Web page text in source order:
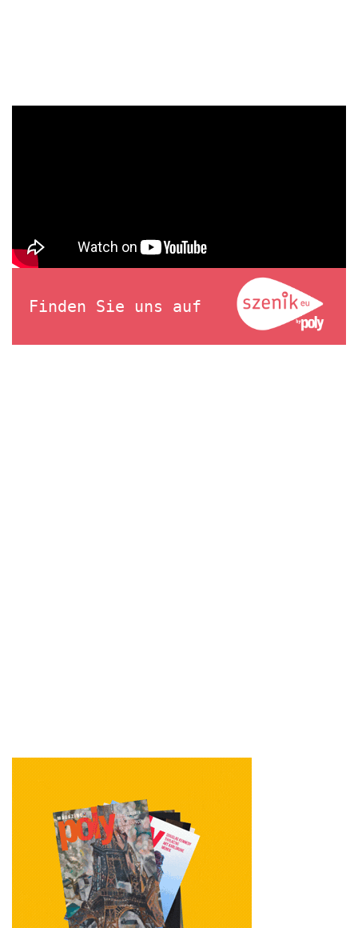
Finden Sie uns auf